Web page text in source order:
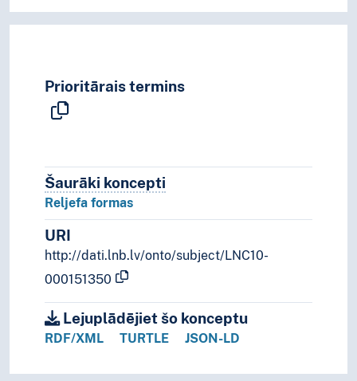
Prioritārais termins
Šaurāki koncepti
Reljefa formas
URI
http://dati.lnb.lv/onto/subject/LNC10-
000151350
Lejuplādējiet šo konceptu
RDF/XML TURTLE JSON-LD